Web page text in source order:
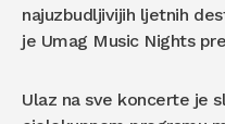
najuzbudljivijih ljetnih
je Umag Music Nights
Ulaz na sve koncerte je